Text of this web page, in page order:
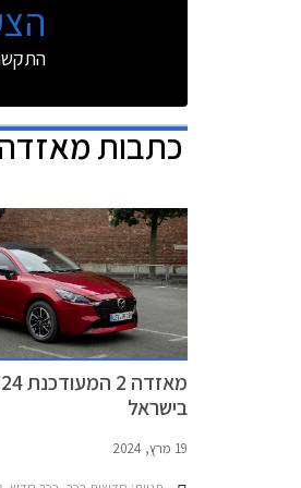
כתבותמאזדה 2
בישראל
19 מרץ, 2024